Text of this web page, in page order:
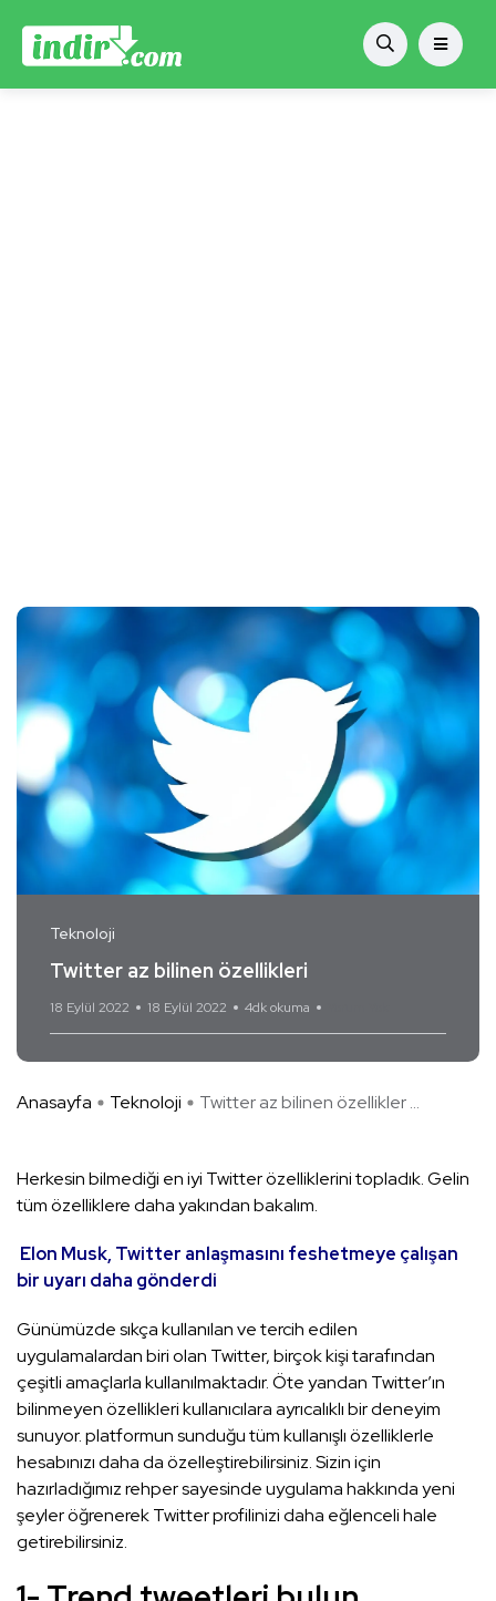
Teknoloji
Twitter az bilinen özellikleri
18 Eylül 2022 18 Eylül 2022 4dk okuma
Anasayfa Teknoloji Twitter az bilinen özellikler ...
Herkesin bilmediği en iyi Twitter özelliklerini topladık. Gelin
tüm özelliklere daha yakından bakalım.
Elon Musk, Twitter anlaşmasını feshetmeye çalışan
bir uyarı daha gönderdi
Günümüzde sıkça kullanılan ve tercih edilen
uygulamalardan biri olan Twitter, birçok kişi tarafından
çeşitli amaçlarla kullanılmaktadır. Öte yandan Twitter’ın
bilinmeyen özellikleri kullanıcılara ayrıcalıklı bir deneyim
sunuyor. platformun sunduğu tüm kullanışlı özelliklerle
hesabınızı daha da özelleştirebilirsiniz. Sizin için
hazırladığımız rehper sayesinde uygulama hakkında yeni
şeyler öğrenerek Twitter profilinizi daha eğlenceli hale
getirebilirsiniz.